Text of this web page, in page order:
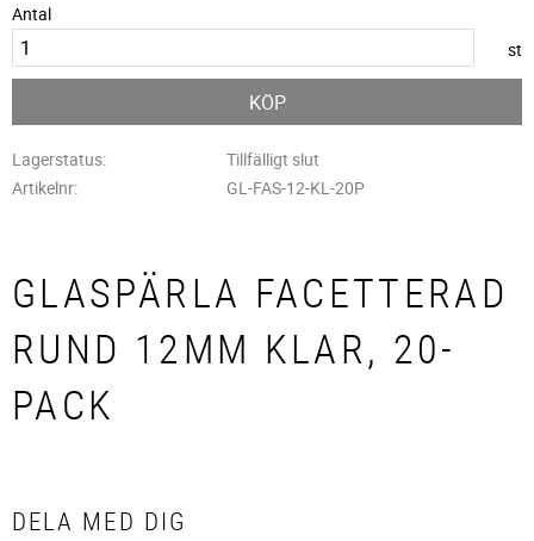
Antal
st
KÖP
Lagerstatus
Tillfälligt slut
Artikelnr
GL-FAS-12-KL-20P
GLASPÄRLA FACETTERAD
RUND 12MM KLAR, 20-
PACK
DELA MED DIG